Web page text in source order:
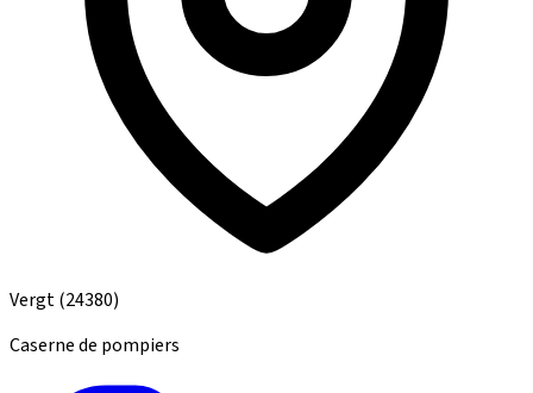
Vergt(24380)
Caserne de pompiers